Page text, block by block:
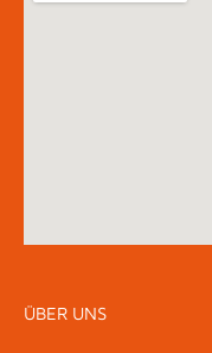
ÜBER UNS